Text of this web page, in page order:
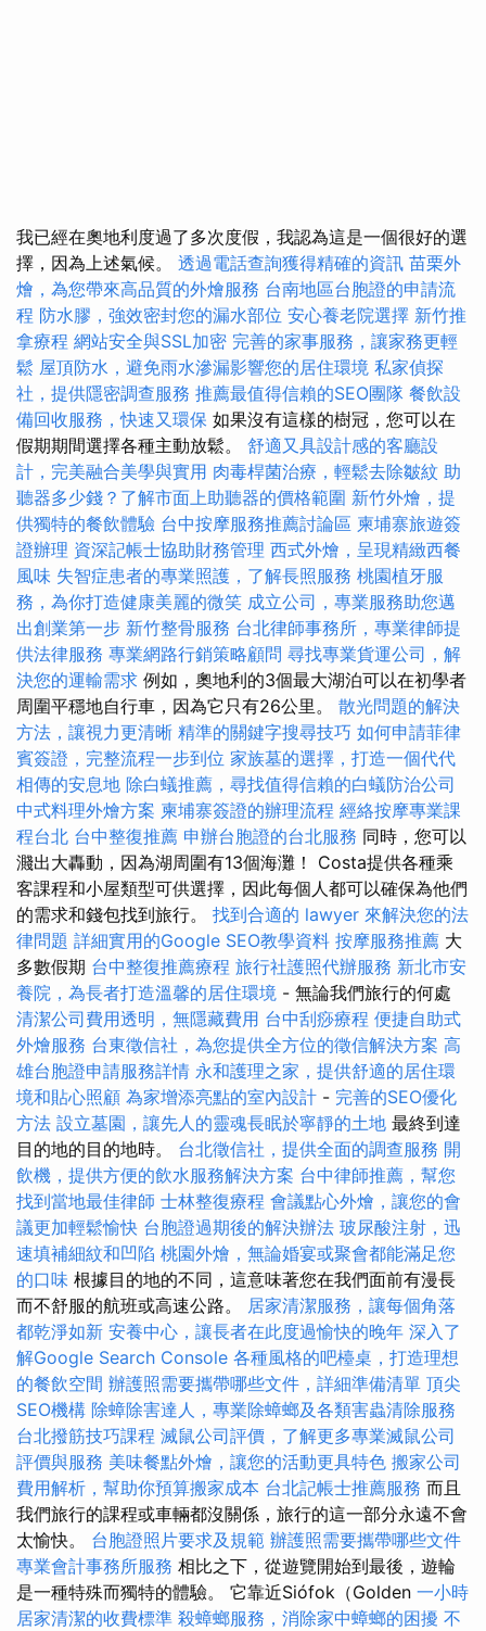
我已經在奧地利度過了多次度假，我認為這是一個很好的選
擇，因為上述氣候。 透過電話查詢獲得精確的資訊 苗栗外
燴，為您帶來高品質的外燴服務 台南地區台胞證的申請流
程 防水膠，強效密封您的漏水部位 安心養老院選擇 新竹推
拿療程 網站安全與SSL加密 完善的家事服務，讓家務更輕
鬆 屋頂防水，避免雨水滲漏影響您的居住環境 私家偵探
社，提供隱密調查服務 推薦最值得信賴的SEO團隊 餐飲設
備回收服務，快速又環保 如果沒有這樣的樹冠，您可以在
假期期間選擇各種主動放鬆。 舒適又具設計感的客廳設
計，完美融合美學與實用 肉毒桿菌治療，輕鬆去除皺紋 助
聽器多少錢？了解市面上助聽器的價格範圍 新竹外燴，提
供獨特的餐飲體驗 台中按摩服務推薦討論區 柬埔寨旅遊簽
證辦理 資深記帳士協助財務管理 西式外燴，呈現精緻西餐
風味 失智症患者的專業照護，了解長照服務 桃園植牙服
務，為你打造健康美麗的微笑 成立公司，專業服務助您邁
出創業第一步 新竹整骨服務 台北律師事務所，專業律師提
供法律服務 專業網路行銷策略顧問 尋找專業貨運公司，解
決您的運輸需求 例如，奧地利的3個最大湖泊可以在初學者
周圍平穩地自行車，因為它只有26公里。 散光問題的解決
方法，讓視力更清晰 精準的關鍵字搜尋技巧 如何申請菲律
賓簽證，完整流程一步到位 家族墓的選擇，打造一個代代
相傳的安息地 除白蟻推薦，尋找值得信賴的白蟻防治公司
中式料理外燴方案 柬埔寨簽證的辦理流程 經絡按摩專業課
程台北 台中整復推薦 申辦台胞證的台北服務 同時，您可以
濺出大轟動，因為湖周圍有13個海灘！ Costa提供各種乘
客課程和小屋類型可供選擇，因此每個人都可以確保為他們
的需求和錢包找到旅行。 找到合適的 lawyer 來解決您的法
律問題 詳細實用的Google SEO教學資料 按摩服務推薦 大
多數假期 台中整復推薦療程 旅行社護照代辦服務 新北市安
養院，為長者打造溫馨的居住環境 - 無論我們旅行的何處
清潔公司費用透明，無隱藏費用 台中刮痧療程 便捷自助式
外燴服務 台東徵信社，為您提供全方位的徵信解決方案 高
雄台胞證申請服務詳情 永和護理之家，提供舒適的居住環
境和貼心照顧 為家增添亮點的室內設計 - 完善的SEO優化
方法 設立墓園，讓先人的靈魂長眠於寧靜的土地 最終到達
目的地的目的地時。 台北徵信社，提供全面的調查服務 開
飲機，提供方便的飲水服務解決方案 台中律師推薦，幫您
找到當地最佳律師 士林整復療程 會議點心外燴，讓您的會
議更加輕鬆愉快 台胞證過期後的解決辦法 玻尿酸注射，迅
速填補細紋和凹陷 桃園外燴，無論婚宴或聚會都能滿足您
的口味 根據目的地的不同，這意味著您在我們面前有漫長
而不舒服的航班或高速公路。 居家清潔服務，讓每個角落
都乾淨如新 安養中心，讓長者在此度過愉快的晚年 深入了
解Google Search Console 各種風格的吧檯桌，打造理想
的餐飲空間 辦護照需要攜帶哪些文件，詳細準備清單 頂尖
SEO機構 除蟑除害達人，專業除蟑螂及各類害蟲清除服務
台北撥筋技巧課程 滅鼠公司評價，了解更多專業滅鼠公司
評價與服務 美味餐點外燴，讓您的活動更具特色 搬家公司
費用解析，幫助你預算搬家成本 台北記帳士推薦服務 而且
我們旅行的課程或車輛都沒關係，旅行的這一部分永遠不會
太愉快。 台胞證照片要求及規範 辦護照需要攜帶哪些文件
專業會計事務所服務 相比之下，從遊覽開始到最後，遊輪
是一種特殊而獨特的體驗。 它靠近Siófok（Golden 一小時
居家清潔的收費標準 殺蟑螂服務，消除家中蟑螂的困擾 不